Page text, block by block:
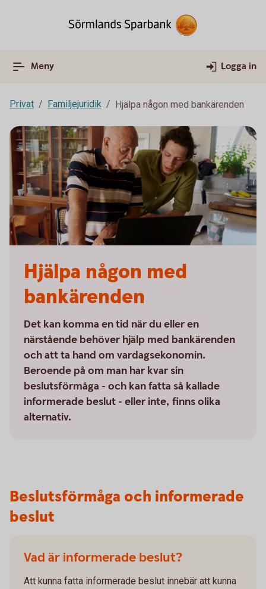
Meny Logga in
Privat Familjejuridik Hjälpa någon med bankärenden
Hjälpa någon med
bankärenden
Det kan komma en tid när du eller en
närstående behöver hjälp med bankärenden
och att ta hand om vardagsekonomin.
Beroende på om man har kvar sin
beslutsförmåga - och kan fatta så kallade
informerade beslut - eller inte, finns olika
alternativ.
Beslutsförmåga och informerade
beslut
Vad är informerade beslut?
Att kunna fatta informerade beslut innebär att kunna